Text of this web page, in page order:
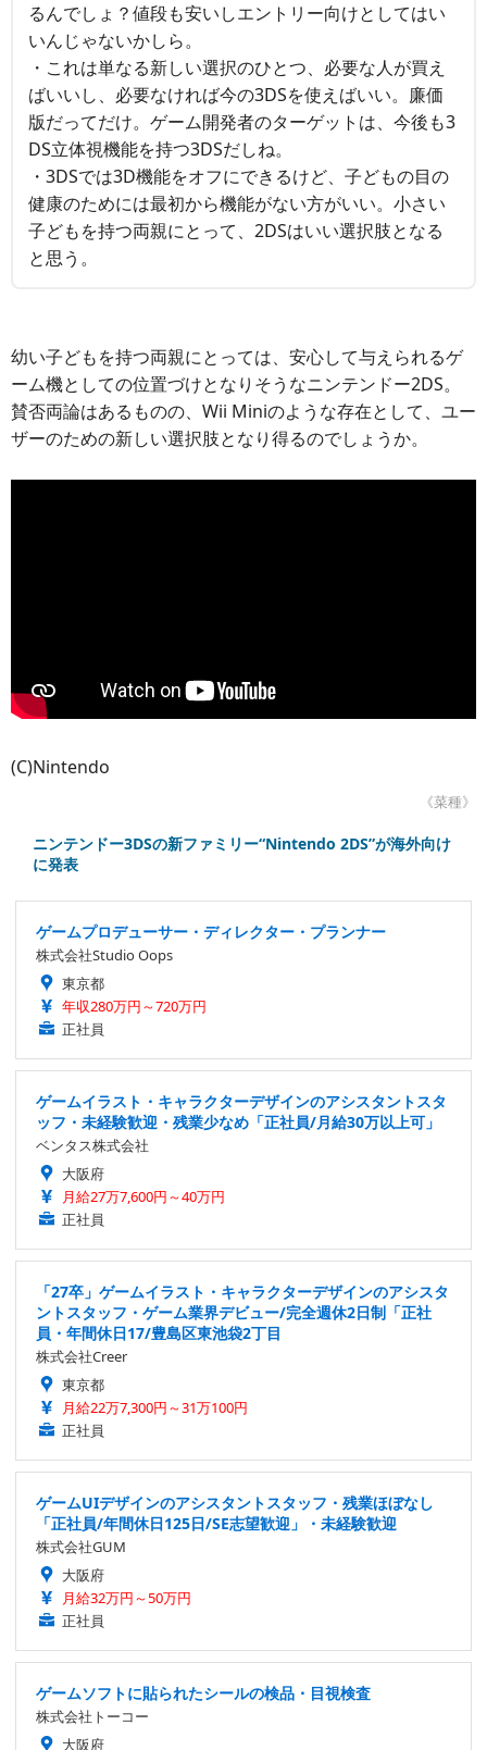
るんでしょ？値段も安いしエントリー向けとしてはい
いんじゃないかしら。
・これは単なる新しい選択のひとつ、必要な人が買え
ばいいし、必要なければ今の3DSを使えばいい。廉価
版だってだけ。ゲーム開発者のターゲットは、今後も3
DS立体視機能を持つ3DSだしね。
・3DSでは3D機能をオフにできるけど、子どもの目の
健康のためには最初から機能がない方がいい。小さい
子どもを持つ両親にとって、2DSはいい選択肢となる
と思う。
幼い子どもを持つ両親にとっては、安心して与えられるゲ
ーム機としての位置づけとなりそうなニンテンドー2DS。
賛否両論はあるものの、Wii Miniのような存在として、ユー
ザーのための新しい選択肢となり得るのでしょうか。
(C)Nintendo
《菜種》
ニンテンドー3DSの新ファミリー“Nintendo 2DS”が海外向け
に発表
ゲームプロデューサー・ディレクター・プランナー
株式会社Studio Oops
東京都
年収280万円～720万円
正社員
ゲームイラスト・キャラクターデザインのアシスタントスタ
ッフ・未経験歓迎・残業少なめ「正社員/月給30万以上可」
ベンタス株式会社
大阪府
月給27万7,600円～40万円
正社員
「27卒」ゲームイラスト・キャラクターデザインのアシスタ
ントスタッフ・ゲーム業界デビュー/完全週休2日制「正社
員・年間休日17/豊島区東池袋2丁目
株式会社Creer
東京都
月給22万7,300円～31万100円
正社員
ゲームUIデザインのアシスタントスタッフ・残業ほぼなし
「正社員/年間休日125日/SE志望歓迎」・未経験歓迎
株式会社GUM
大阪府
月給32万円～50万円
正社員
ゲームソフトに貼られたシールの検品・目視検査
株式会社トーコー
大阪府